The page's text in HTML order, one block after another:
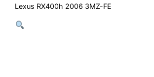
Lexus RX400h 2006 3MZ-FE